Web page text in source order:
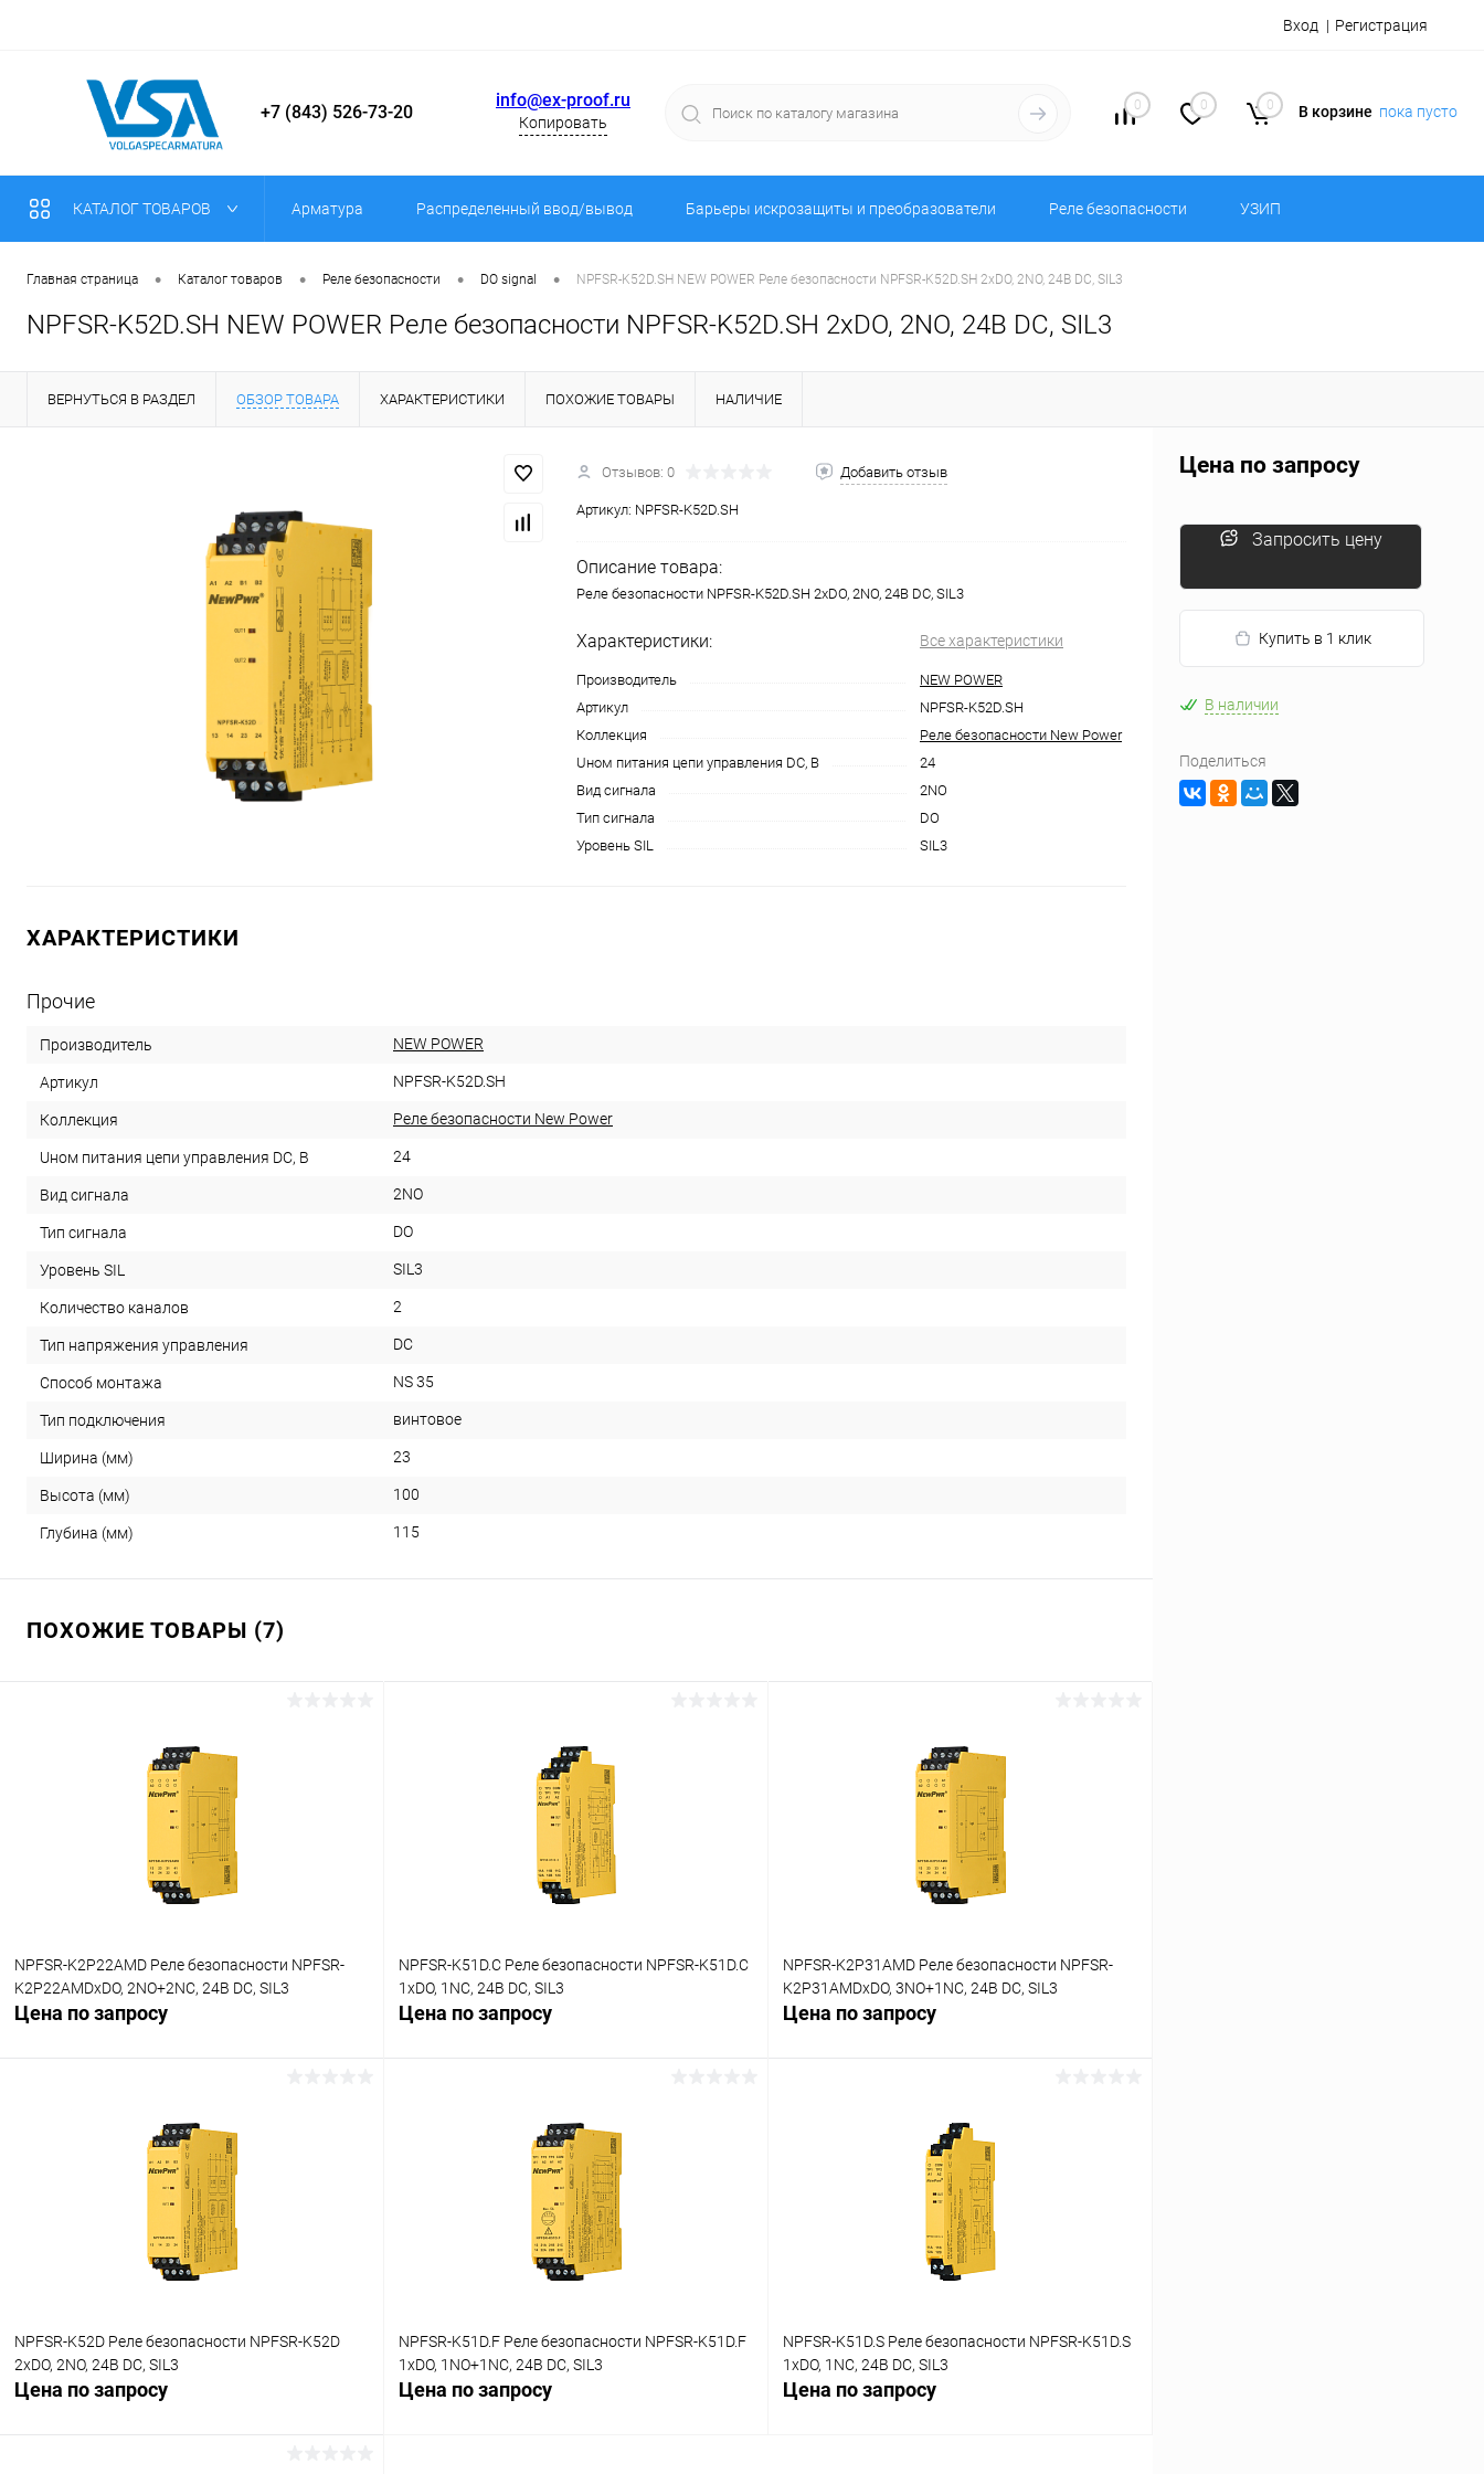
Вход Регистрация
+7 (843) 526-73-20
info@ex-proof.ru
Копировать
0 0 0 В корзине пока пусто
КАТАЛОГ ТОВАРОВ Арматура Распределенный ввод/вывод Барьеры искрозащиты и преобразователи Реле безопасности УЗИП
Главная страница • Каталог товаров • Реле безопасности • DO signal • NPFSR-K52D.SH NEW POWER Реле безопасности NPFSR-K52D.SH 2хDO, 2NO, 24В DC, SIL3
NPFSR-K52D.SH NEW POWER Реле безопасности NPFSR-K52D.SH 2хDO, 2NO, 24В DC, SIL3
ВЕРНУТЬСЯ В РАЗДЕЛ ОБЗОР ТОВАРА ХАРАКТЕРИСТИКИ ПОХОЖИЕ ТОВАРЫ НАЛИЧИЕ
Отзывов: 0 Добавить отзыв
Артикул: NPFSR-K52D.SH
Описание товара:
Реле безопасности NPFSR-K52D.SH 2хDO, 2NO, 24В DC, SIL3
Характеристики: Все характеристики
Производитель
NEW POWER
Артикул
NPFSR-K52D.SH
Коллекция
Реле безопасности New Power
Uном питания цепи управления DC, В
24
Вид сигнала
2NO
Тип сигнала
DO
Уровень SIL
SIL3
ХАРАКТЕРИСТИКИ
Прочие
Производитель NEW POWER
Артикул NPFSR-K52D.SH
Коллекция Реле безопасности New Power
Uном питания цепи управления DC, В 24
Вид сигнала 2NO
Тип сигнала DO
Уровень SIL SIL3
Количество каналов 2
Тип напряжения управления DC
Способ монтажа NS 35
Тип подключения винтовое
Ширина (мм) 23
Высота (мм) 100
Глубина (мм) 115
ПОХОЖИЕ ТОВАРЫ (7)
NPFSR-K2P22AMD Реле безопасности NPFSR-
K2P22AMDхDO, 2NO+2NC, 24В DC, SIL3
Цена по запросу
Запросить цену
Под заказ
NPFSR-K51D.C Реле безопасности NPFSR-K51D.C
1хDO, 1NC, 24В DC, SIL3
Цена по запросу
Запросить цену
Под заказ
NPFSR-K2P31AMD Реле безопасности NPFSR-
K2P31AMDхDO, 3NO+1NC, 24В DC, SIL3
Цена по запросу
Запросить цену
NPFSR-K52D Реле безопасности NPFSR-K52D
2хDO, 2NO, 24В DC, SIL3
Цена по запросу
NPFSR-K51D.F Реле безопасности NPFSR-K51D.F
1хDO, 1NO+1NC, 24В DC, SIL3
Цена по запросу
NPFSR-K51D.S Реле безопасности NPFSR-K51D.S
1хDO, 1NC, 24В DC, SIL3
Цена по запросу
Цена по запросу
Запросить цену
Купить в 1 клик
В наличии
Поделиться